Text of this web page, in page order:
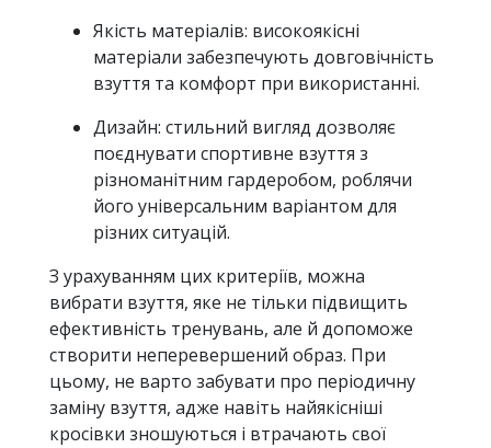
Якість матеріалів: високоякісні
матеріали забезпечують довговічність
взуття та комфорт при використанні.
Дизайн: стильний вигляд дозволяє
поєднувати спортивне взуття з
різноманітним гардеробом, роблячи
його універсальним варіантом для
різних ситуацій.
З урахуванням цих критеріїв, можна
вибрати взуття, яке не тільки підвищить
ефективність тренувань, але й допоможе
створити неперевершений образ. При
цьому, не варто забувати про періодичну
заміну взуття, адже навіть найякісніші
кросівки зношуються і втрачають свої